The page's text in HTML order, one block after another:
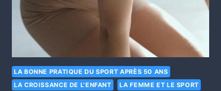
LA BONNE PRATIQUE DU SPORT APRÈS 50 ANS
LA CROISSANCE DE L'ENFANT
LA FEMME ET LE SPORT